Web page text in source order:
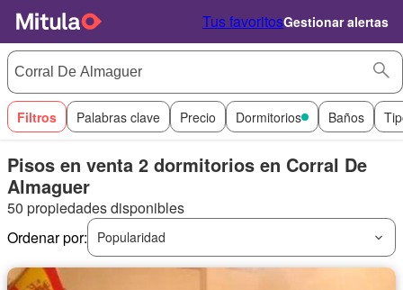
Tus favoritosGestionar alertas
Filtros Palabras clave Precio Dormitorios Baños
Pisos en venta 2 dormitorios en Corral De
Almaguer
50 propiedades disponibles
Ordenar por:
Popularidad